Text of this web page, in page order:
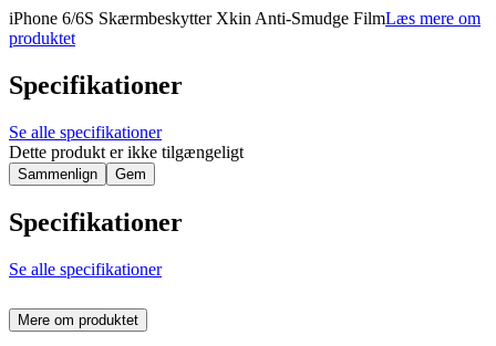
iPhone 6/6S Skærmbeskytter Xkin Anti-Smudge FilmLæs mere om
produktet
Specifikationer
Se alle specifikationer
Dette produkt er ikke tilgængeligt
Sammenlign Gem
Specifikationer
Se alle specifikationer
Mere om produktet